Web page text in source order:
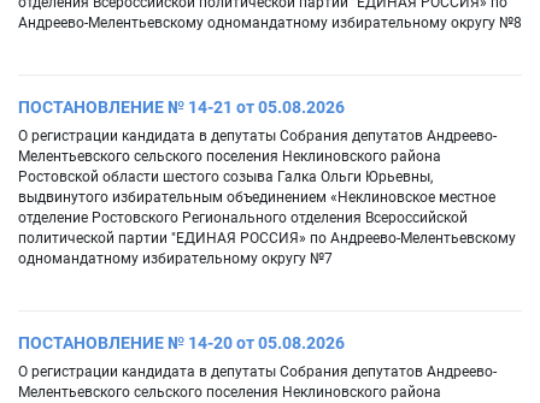
Андреево-Мелентьевскому одномандатному избирательному округу №8
ПОСТАНОВЛЕНИЕ № 14-21 от 05.08.2026
О регистрации кандидата в депутаты Собрания депутатов Андреево-
Мелентьевского сельского поселения Неклиновского района
Ростовской области шестого созыва Галка Ольги Юрьевны,
выдвинутого избирательным объединением «Неклиновское местное
отделение Ростовского Регионального отделения Всероссийской
политической партии "ЕДИНАЯ РОССИЯ» по Андреево-Мелентьевскому
одномандатному избирательному округу №7
ПОСТАНОВЛЕНИЕ № 14-20 от 05.08.2026
О регистрации кандидата в депутаты Собрания депутатов Андреево-
Мелентьевского сельского поселения Неклиновского района